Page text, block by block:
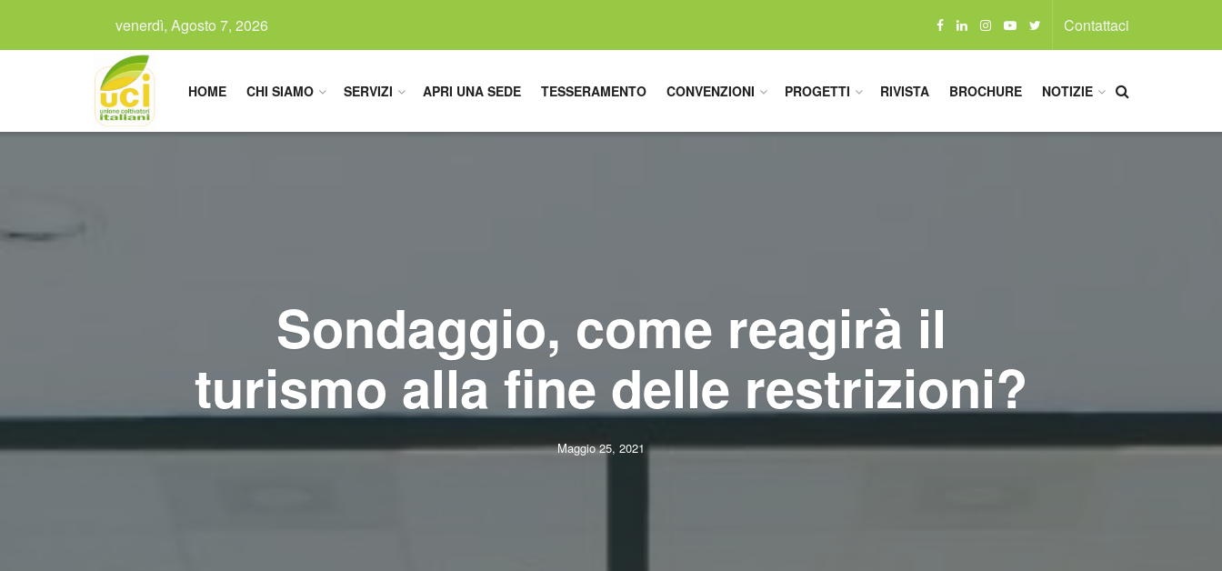
venerdì, Agosto 7, 2026 Contattaci
HOME CHI SIAMO SERVIZI APRI UNA SEDE TESSERAMENTO CONVENZIONI PROGETTI RIVISTA BROCHURE NOTIZIE
Sondaggio, come reagirà il
turismo alla fine delle restrizioni?
Maggio 25, 2021